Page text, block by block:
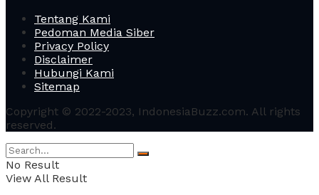
Tentang Kami
Pedoman Media Siber
Privacy Policy
Disclaimer
Hubungi Kami
Sitemap
Copyright © 2022-2023, IndonesiaBuzz.com. All rights
reserved.
No Result
View All Result